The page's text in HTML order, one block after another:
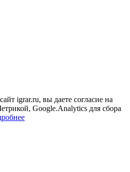
igrar.ru, вы даете согласие на
Google.Analytics для сбора